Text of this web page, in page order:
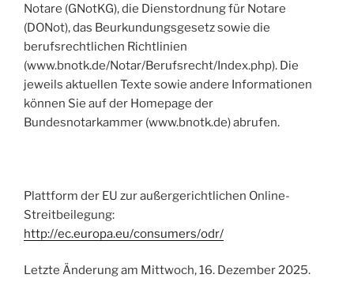
Notare (GNotKG), die Dienstordnung für Notare
(DONot), das Beurkundungsgesetz sowie die
berufsrechtlichen Richtlinien
(www.bnotk.de/Notar/Berufsrecht/Index.php). Die
jeweils aktuellen Texte sowie andere Informationen
können Sie auf der Homepage der
Bundesnotarkammer (www.bnotk.de) abrufen.
Plattform der EU zur außergerichtlichen Online-
Streitbeilegung:
http://ec.europa.eu/consumers/odr/
Letzte Änderung am Mittwoch, 16. Dezember 2025.